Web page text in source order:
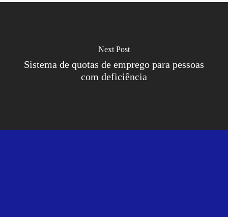
Next Post
Sistema de quotas de emprego para pessoas
com deficiência